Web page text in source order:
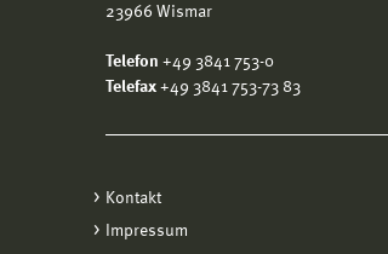
23966 Wismar
Telefon +49 3841 753-0
Telefax +49 3841 753-73 83
Kontakt
Impressum